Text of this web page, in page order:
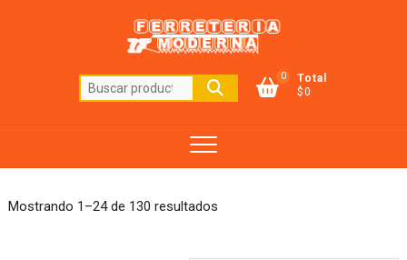
Buscar
por:
0
Total
$0
Mostrando 1–24 de 130 resultados